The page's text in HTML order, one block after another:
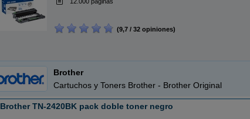
(9,7 / 32 opiniones)
Brother
Cartuchos y Toners Brother - Brother Original
Brother TN-2420BK pack doble toner negro